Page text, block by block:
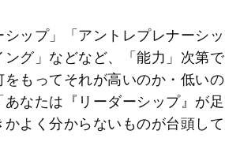
ップ」「アントレプレナーシッ
グ」などなど、「能力」次第で
もってそれが高いのか・低いの
なたは『リーダーシップ』が足
よく分からないものが台頭して